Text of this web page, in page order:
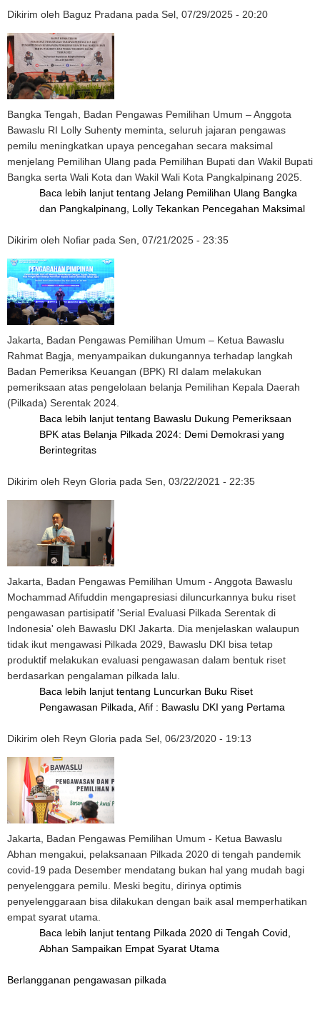
Dikirim oleh Baguz Pradana pada Sel, 07/29/2025 - 20:20
Bangka Tengah, Badan Pengawas Pemilihan Umum – Anggota
Bawaslu RI Lolly Suhenty meminta, seluruh jajaran pengawas
pemilu meningkatkan upaya pencegahan secara maksimal
menjelang Pemilihan Ulang pada Pemilihan Bupati dan Wakil Bupati
Bangka serta Wali Kota dan Wakil Wali Kota Pangkalpinang 2025.
Baca lebih lanjut tentang Jelang Pemilihan Ulang Bangka
dan Pangkalpinang, Lolly Tekankan Pencegahan Maksimal
Dikirim oleh Nofiar pada Sen, 07/21/2025 - 23:35
Jakarta, Badan Pengawas Pemilihan Umum – Ketua Bawaslu
Rahmat Bagja, menyampaikan dukungannya terhadap langkah
Badan Pemeriksa Keuangan (BPK) RI dalam melakukan
pemeriksaan atas pengelolaan belanja Pemilihan Kepala Daerah
(Pilkada) Serentak 2024.
Baca lebih lanjut tentang Bawaslu Dukung Pemeriksaan
BPK atas Belanja Pilkada 2024: Demi Demokrasi yang
Berintegritas
Dikirim oleh Reyn Gloria pada Sen, 03/22/2021 - 22:35
Jakarta, Badan Pengawas Pemilihan Umum - Anggota Bawaslu
Mochammad Afifuddin mengapresiasi diluncurkannya buku riset
pengawasan partisipatif 'Serial Evaluasi Pilkada Serentak di
Indonesia' oleh Bawaslu DKI Jakarta. Dia menjelaskan walaupun
tidak ikut mengawasi Pilkada 2029, Bawaslu DKI bisa tetap
produktif melakukan evaluasi pengawasan dalam bentuk riset
berdasarkan pengalaman pilkada lalu.
Baca lebih lanjut tentang Luncurkan Buku Riset
Pengawasan Pilkada, Afif : Bawaslu DKI yang Pertama
Dikirim oleh Reyn Gloria pada Sel, 06/23/2020 - 19:13
Jakarta, Badan Pengawas Pemilihan Umum - Ketua Bawaslu
Abhan mengakui, pelaksanaan Pilkada 2020 di tengah pandemik
covid-19 pada Desember mendatang bukan hal yang mudah bagi
penyelenggara pemilu. Meski begitu, dirinya optimis
penyelenggaraan bisa dilakukan dengan baik asal memperhatikan
empat syarat utama.
Baca lebih lanjut tentang Pilkada 2020 di Tengah Covid,
Abhan Sampaikan Empat Syarat Utama
Berlangganan pengawasan pilkada